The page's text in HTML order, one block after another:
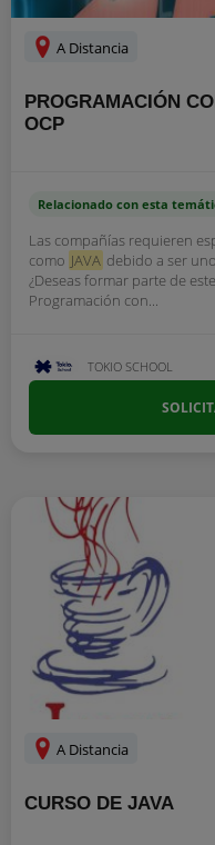
A Distancia
PROGRAMACIÓN
OCP
Relacionado con esta
Las compañías requieren
como JAVA debido a ser
¿Deseas formar parte de
Programación con...
TOKIO SCHOOL
A Distancia
CURSO DE JAVA